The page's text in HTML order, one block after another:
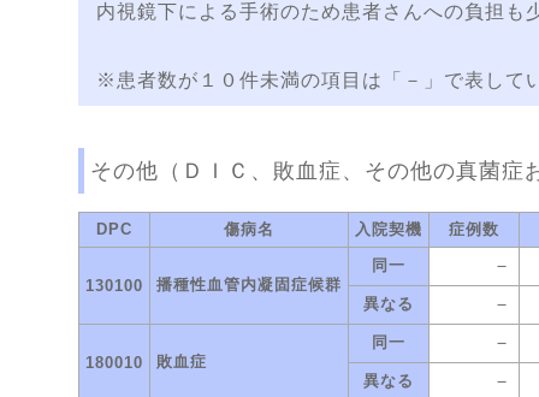
内視鏡下による手術のため患者さんへの負担も
※患者数が１０件未満の項目は「－」で表して
その他（ＤＩＣ、敗血症、その他の真菌症
DPC 傷病名 入院契機 症例数
130100 播種性血管内凝固症候群
同一 －
異なる －
180010 敗血症
同一 －
異なる －